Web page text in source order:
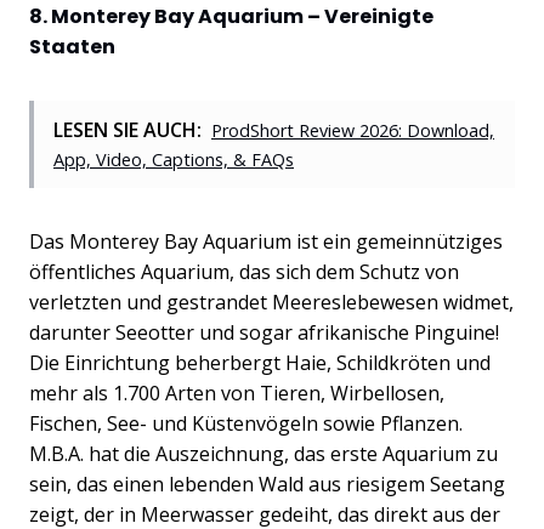
8. Monterey Bay Aquarium – Vereinigte
Staaten
LESEN SIE AUCH: ProdShort Review 2026: Download,
App, Video, Captions, & FAQs
Das Monterey Bay Aquarium ist ein gemeinnütziges
öffentliches Aquarium, das sich dem Schutz von
verletzten und gestrandet Meereslebewesen widmet,
darunter Seeotter und sogar afrikanische Pinguine!
Die Einrichtung beherbergt Haie, Schildkröten und
mehr als 1.700 Arten von Tieren, Wirbellosen,
Fischen, See- und Küstenvögeln sowie Pflanzen.
M.B.A. hat die Auszeichnung, das erste Aquarium zu
sein, das einen lebenden Wald aus riesigem Seetang
zeigt, der in Meerwasser gedeiht, das direkt aus der